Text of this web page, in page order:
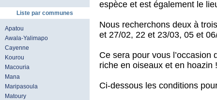
Liste par communes
Apatou
Awala-Yalimapo
Cayenne
Kourou
Macouria
Mana
Maripasoula
Matoury
espèce et est également le
Nous recherchons deux à
et 27/02, 22 et 23/03, 05 et
Ce sera pour vous
riche en oiseaux et en hoazin !
Ci-dessous les conditions